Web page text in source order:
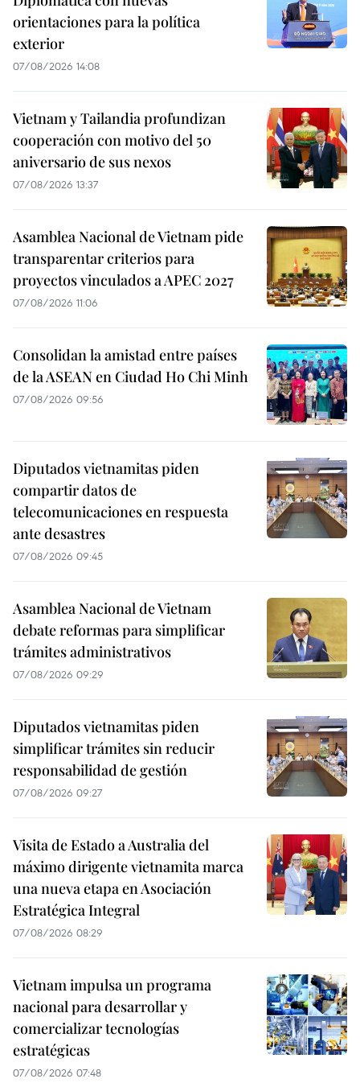
orientaciones para la política
exterior
07/08/2026 14:08
Vietnam y Tailandia profundizan
cooperación con motivo del 50
aniversario de sus nexos
07/08/2026 13:37
Asamblea Nacional de Vietnam pide
transparentar criterios para
proyectos vinculados a APEC 2027
07/08/2026 11:06
Consolidan la amistad entre países
de la ASEAN en Ciudad Ho Chi Minh
07/08/2026 09:56
Diputados vietnamitas piden
compartir datos de
telecomunicaciones en respuesta
ante desastres
07/08/2026 09:45
Asamblea Nacional de Vietnam
debate reformas para simplificar
trámites administrativos
07/08/2026 09:29
Diputados vietnamitas piden
simplificar trámites sin reducir
responsabilidad de gestión
07/08/2026 09:27
Visita de Estado a Australia del
máximo dirigente vietnamita marca
una nueva etapa en Asociación
Estratégica Integral
07/08/2026 08:29
Vietnam impulsa un programa
nacional para desarrollar y
comercializar tecnologías
estratégicas
07/08/2026 07:48